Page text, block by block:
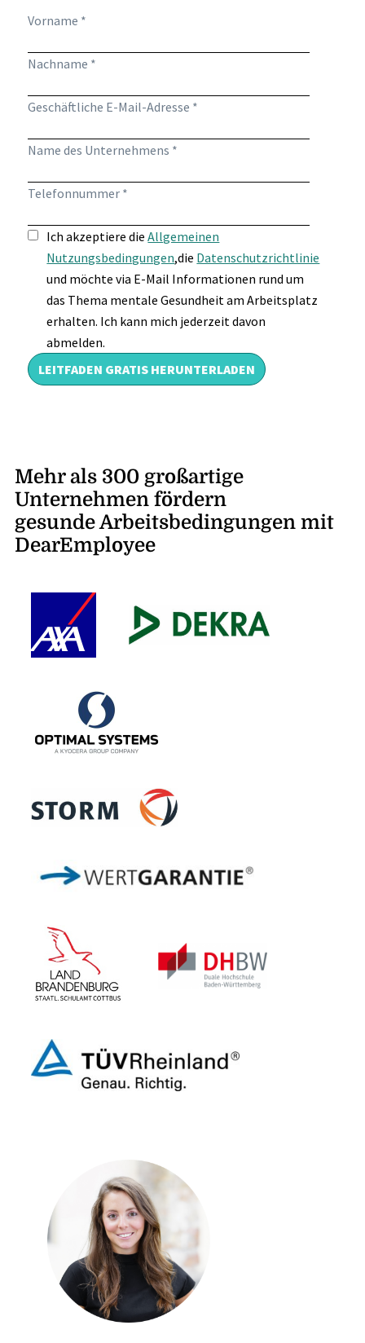
Vorname *
Nachname *
Geschäftliche E-Mail-Adresse *
Name des Unternehmens *
Telefonnummer *
Ich akzeptiere dieAllgemeinen
Nutzungsbedingungen,die Datenschutzrichtlinie
und möchte via E-Mail Informationen rund um
das Thema mentale Gesundheit am Arbeitsplatz
erhalten. Ich kann mich jederzeit davon
abmelden.
Mehr als 300 großartige
Unternehmen fördern
gesunde Arbeitsbedingungen mit
DearEmployee